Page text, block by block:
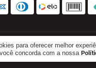
reservados.
para oferecer melhor
concorda com a nossa